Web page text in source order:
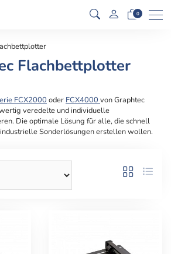
0
Flachbettplotter
FCX2000 oder FCX4000 von Graphtec
veredelte und individuelle
Die optimale Lösung für alle, die schnell
Sonderlösungen erstellen wollen.